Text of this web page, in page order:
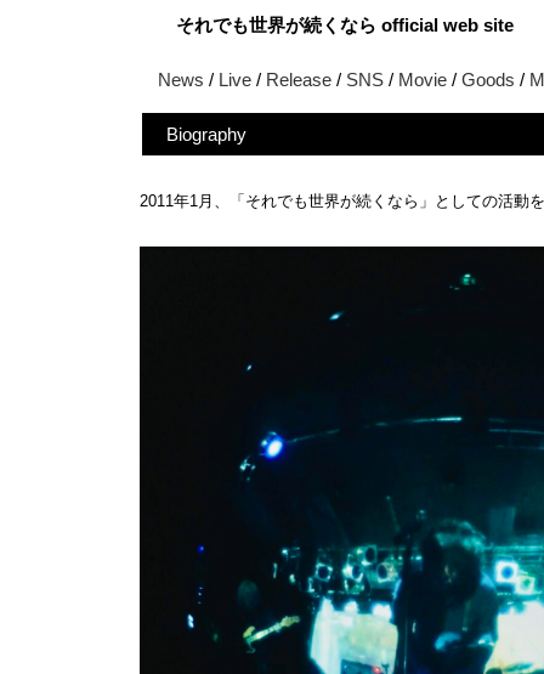
それでも世界が続くなら official web site
News / Live / Release / SNS / Movie / Goods /
Biography
2011年1月、「それでも世界が続くなら」としての活動